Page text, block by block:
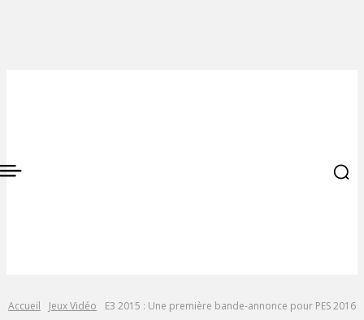
Accueil Jeux Vidéo E3 2015 : Une première bande-annonce pour PES 2016